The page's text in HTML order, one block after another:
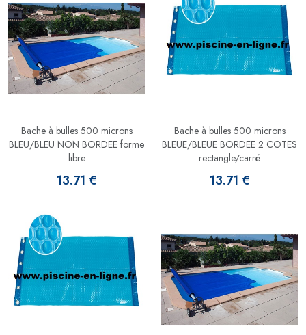
Bache à bulles 500 microns
BLEU/BLEU NON BORDEE forme
libre
13.71 €
Bache à bulles 500 microns
BLEUE/BLEUE BORDEE 2 COTES
rectangle/carré
13.71 €